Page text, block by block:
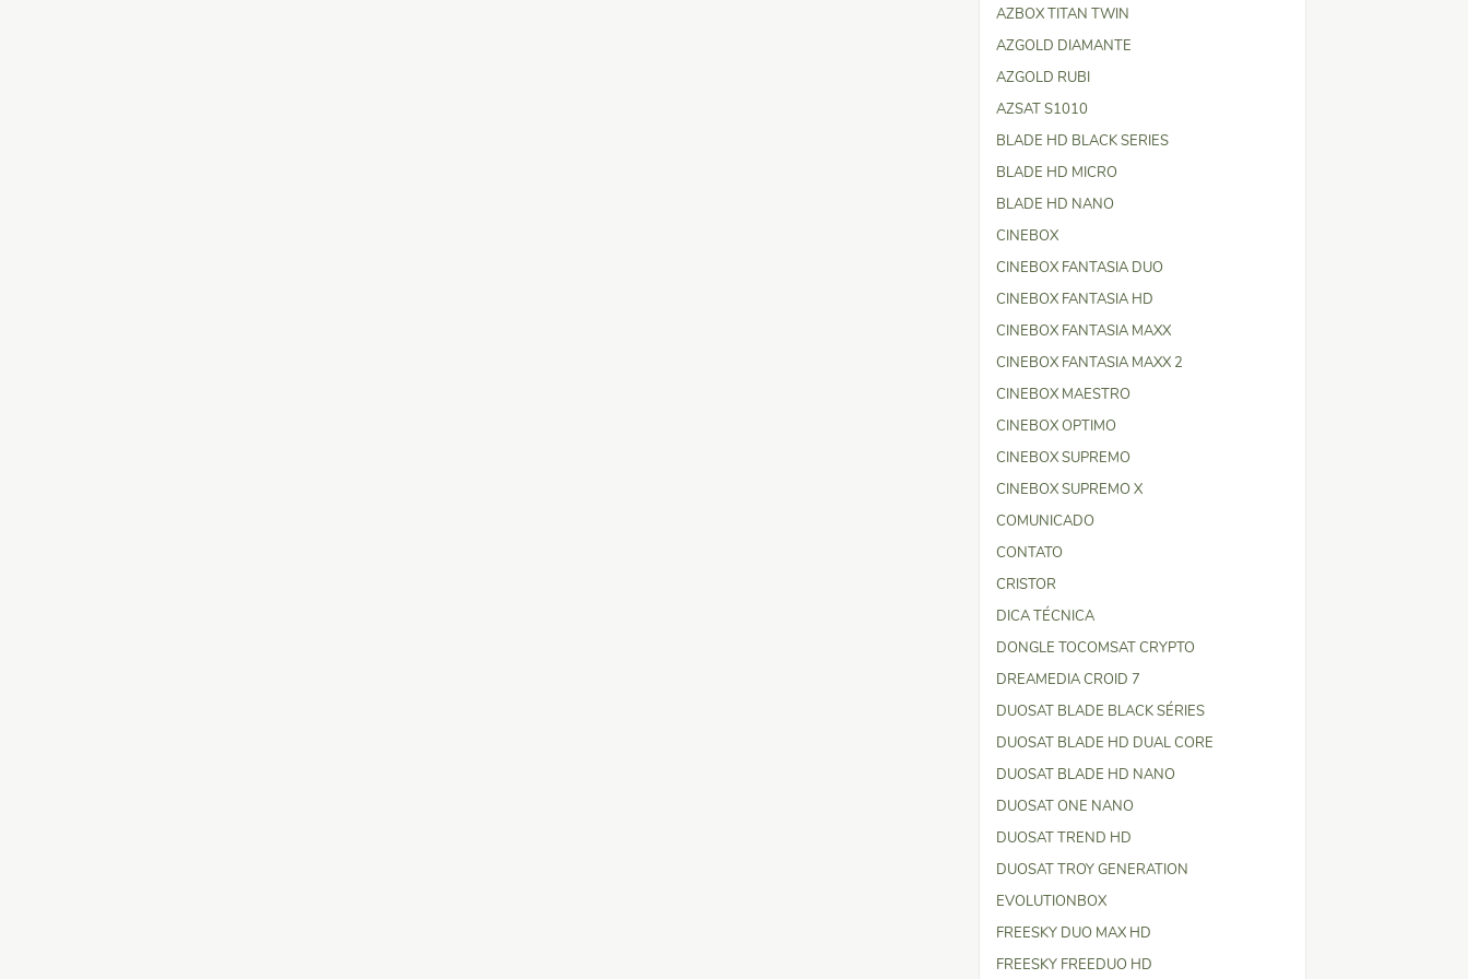
AZBOX TITAN TWIN
AZGOLD DIAMANTE
AZGOLD RUBI
AZSAT S1010
BLADE HD BLACK SERIES
BLADE HD MICRO
BLADE HD NANO
CINEBOX
CINEBOX FANTASIA DUO
CINEBOX FANTASIA HD
CINEBOX FANTASIA MAXX
CINEBOX FANTASIA MAXX 2
CINEBOX MAESTRO
CINEBOX OPTIMO
CINEBOX SUPREMO
CINEBOX SUPREMO X
COMUNICADO
CONTATO
CRISTOR
DICA TÉCNICA
DONGLE TOCOMSAT CRYPTO
DREAMEDIA CROID 7
DUOSAT BLADE BLACK SÉRIES
DUOSAT BLADE HD DUAL CORE
DUOSAT BLADE HD NANO
DUOSAT ONE NANO
DUOSAT TREND HD
DUOSAT TROY GENERATION
EVOLUTIONBOX
FREESKY DUO MAX HD
FREESKY FREEDUO HD